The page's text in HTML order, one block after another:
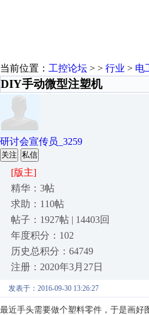
当前位置： 工控论坛 > > 行业 > 电
DIY手动微型注塑机
研讨会宣传员_3259
关注 私信
[版主]
精华：3帖
求助：110帖
帖子：1927帖 | 14403回
年度积分：102
历史总积分：64749
注册：2020年3月27日
发表于：2016-09-30 13:26:27
最近手头需要做个塑料零件，于是画